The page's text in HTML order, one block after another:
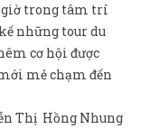
giờ trong tâm trí
những tour du
cơ hội được
mẻ chạm đến
Thị Hồng Nhung